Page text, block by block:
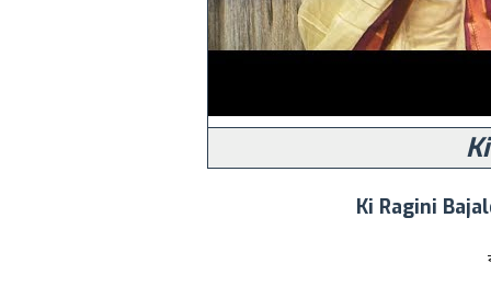
Ki Ragini